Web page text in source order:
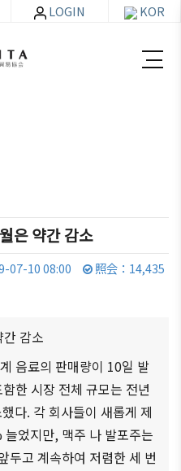
員
社
活
分科委
クラブ
（同好
会）
会員社
料
室
貿易通
商情報
セミナ
ー
イベン
KOR
LOGIN
은 약간 감소
07-10 08:00 照会：14,435
감소
음료의 판매량이 10일 발
한 시장 전체 규모는 전년
다. 각 회사들이 새롭게 제
었지만, 맥주 나 발포주는
두고 계속하여 저렴한 세 번